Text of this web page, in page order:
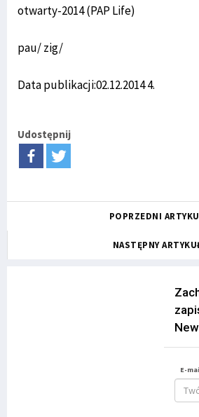
otwarty-2014 (PAP Life)
pau/ zig/
Data publikacji:02.12.2014 4.
Udostępnij
POPRZEDNI
NASTĘPNY
E-